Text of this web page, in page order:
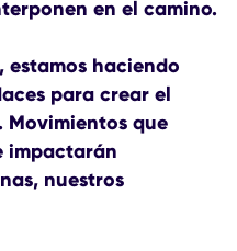
en el camino.
estamos haciendo
para crear el
Movimientos que
impactarán
nuestros